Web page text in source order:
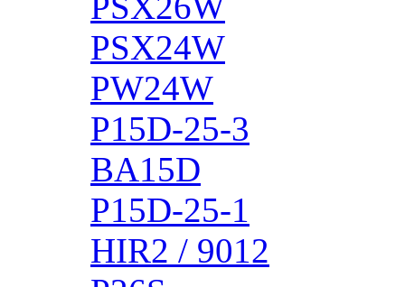
PSX24W
PW24W
P15D-25-3
BA15D
P15D-25-1
HIR2 / 9012